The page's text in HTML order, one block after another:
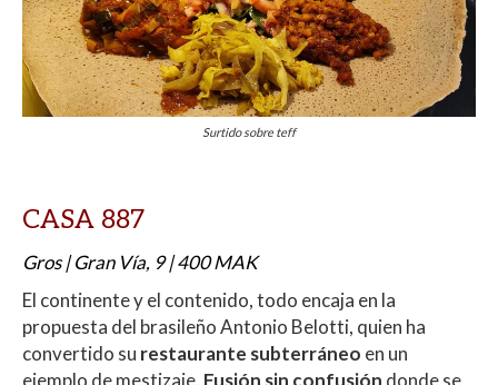
Surtido sobre teff
CASA 887
Gros | Gran Vía, 9 | 400 MAK
El continente y el contenido, todo encaja en la
propuesta del brasileño Antonio Belotti, quien ha
convertido su restaurante subterráneo en un
ejemplo de mestizaje. Fusión sin confusión donde se